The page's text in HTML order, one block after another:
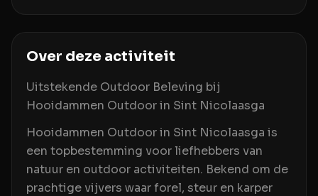
Over deze activiteit
Uitstekende Outdoor Beleving bij
Hooidammen Outdoor in Sint Nicolaasga
Hooidammen Outdoor in Sint Nicolaasga is
een topbestemming voor liefhebbers van
natuur en outdoor activiteiten. Bekend om de
prachtige vijvers waar forel, steur en karper